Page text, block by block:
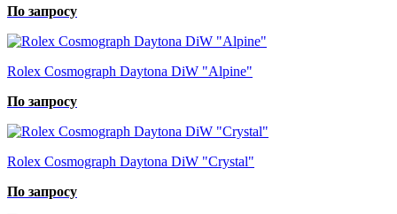
По запросу
Rolex Cosmograph Daytona DiW "Alpine"
По запросу
Rolex Cosmograph Daytona DiW "Crystal"
По запросу